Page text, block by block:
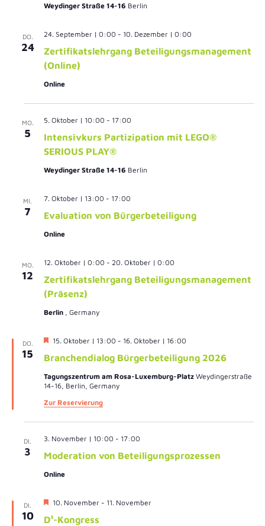
Weydinger Straße 14-16 Berlin
DO.
24
Zertifikatslehrgang Beteiligungsmanagement
(Online)
24. September | 0:00 - 10. Dezember | 0:00
Online
MO.
5
Intensivkurs Partizipation mit LEGO®
SERIOUS PLAY®
5. Oktober | 10:00 - 17:00
Weydinger Straße 14-16 Berlin
MI.
7 Evaluation von Bürgerbeteiligung
7. Oktober | 13:00 - 17:00
Online
MO.
12
Zertifikatslehrgang Beteiligungsmanagement
(Präsenz)
12. Oktober | 0:00 - 20. Oktober | 0:00
Berlin , Germany
DO.
15 Branchendialog Bürgerbeteiligung 2026
Hervorgehoben
15. Oktober | 13:00 - 16. Oktober | 16:00
Tagungszentrum am Rosa-Luxemburg-Platz Weydingerstraße
14-16, Berlin, Germany
Zur Reservierung
DI.
3 Moderation von Beteiligungsprozessen
3. November | 10:00 - 17:00
Online
DI.
10 D³-Kongress
Hervorgehoben
10. November - 11. November